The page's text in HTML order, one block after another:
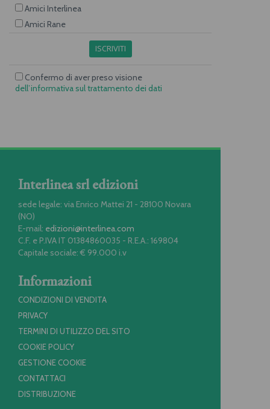
Amici Interlinea
Amici Rane
ISCRIVITI
Confermo di aver preso visione
dell’informativa sul trattamento dei dati
Interlinea srl edizioni
sede legale: via Enrico Mattei 21 - 28100 Novara
(NO)
E-mail: edizioni@interlinea.com
C.F. e P.IVA IT 01384860035 - R.E.A.: 169804
Capitale sociale: € 99.000 i.v
Informazioni
CONDIZIONI DI VENDITA
PRIVACY
TERMINI DI UTILIZZO DEL SITO
COOKIE POLICY
GESTIONE COOKIE
CONTATTACI
DISTRIBUZIONE